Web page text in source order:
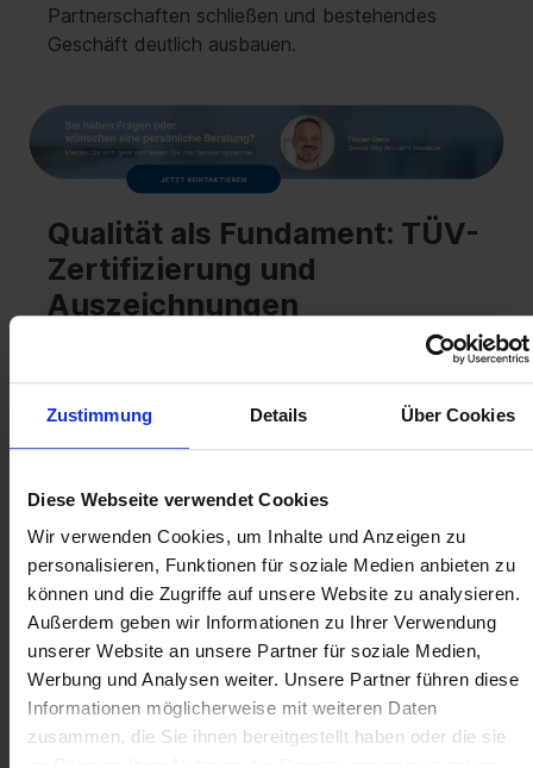
Zustimmung Details Über Cookies
Diese Webseite verwendet Cookies
Wir verwenden Cookies, um Inhalte und Anzeigen zu
personalisieren, Funktionen für soziale Medien anbieten zu
können und die Zugriffe auf unsere Website zu analysieren.
Außerdem geben wir Informationen zu Ihrer Verwendung
unserer Website an unsere Partner für soziale Medien,
Werbung und Analysen weiter. Unsere Partner führen diese
Informationen möglicherweise mit weiteren Daten
zusammen, die Sie ihnen bereitgestellt haben oder die sie
Partnerschaften schließen und bestehendes
Geschäft deutlich ausbauen.
Qualität als Fundament: TÜV-
Zertifizierung und
Auszeichnungen
Unsere konsequente Fokussierung auf Qualität
und Prozesssicherheit zahlt sich aus. Dabei
setzen wir auf unabhängige Zertifizierungen. Vor
prüfen lassen und dies seitdem Jahr für Jahr
Überprüfung gewährleistet rechtssichere,
transparente und nachvollziehbare
Lizenztransfers.
„Der TÜV ist für uns ein zentraler
Vertrauensanker", betont Philipp Mutschler. „Er
bestätigt unsere Prozessqualität, unsere
Transparenz und die Einhaltung sämtlicher